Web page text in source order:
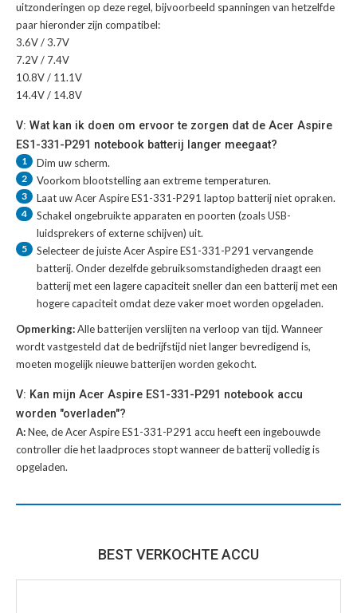
uitzonderingen op deze regel, bijvoorbeeld spanningen van hetzelfde
paar hieronder zijn compatibel:
3.6V / 3.7V
7.2V / 7.4V
10.8V / 11.1V
14.4V / 14.8V
V: Wat kan ik doen om ervoor te zorgen dat de Acer Aspire
ES1-331-P291 notebook batterij langer meegaat?
1 Dim uw scherm.
2 Voorkom blootstelling aan extreme temperaturen.
3 Laat uwAcer Aspire ES1-331-P291 laptop batterijniet opraken.
4
Schakel ongebruikte apparaten en poorten (zoals USB-
luidsprekers of externe schijven) uit.
5 Selecteer de juisteAcer Aspire ES1-331-P291 vervangende
batterij. Onder dezelfde gebruiksomstandigheden draagt een
batterij met een lagere capaciteit sneller dan een batterij met een
hogere capaciteit omdat deze vaker moet worden opgeladen.
Opmerking:Alle batterijen verslijten na verloop van tijd. Wanneer
wordt vastgesteld dat de bedrijfstijd niet langer bevredigend is,
moeten mogelijk nieuwe batterijen worden gekocht.
V: Kan mijn Acer Aspire ES1-331-P291 notebook accu
worden "overladen"?
A:Nee, de Acer Aspire ES1-331-P291 accu heeft een ingebouwde
controller die het laadproces stopt wanneer de batterij volledig is
opgeladen.
BEST VERKOCHTE ACCU